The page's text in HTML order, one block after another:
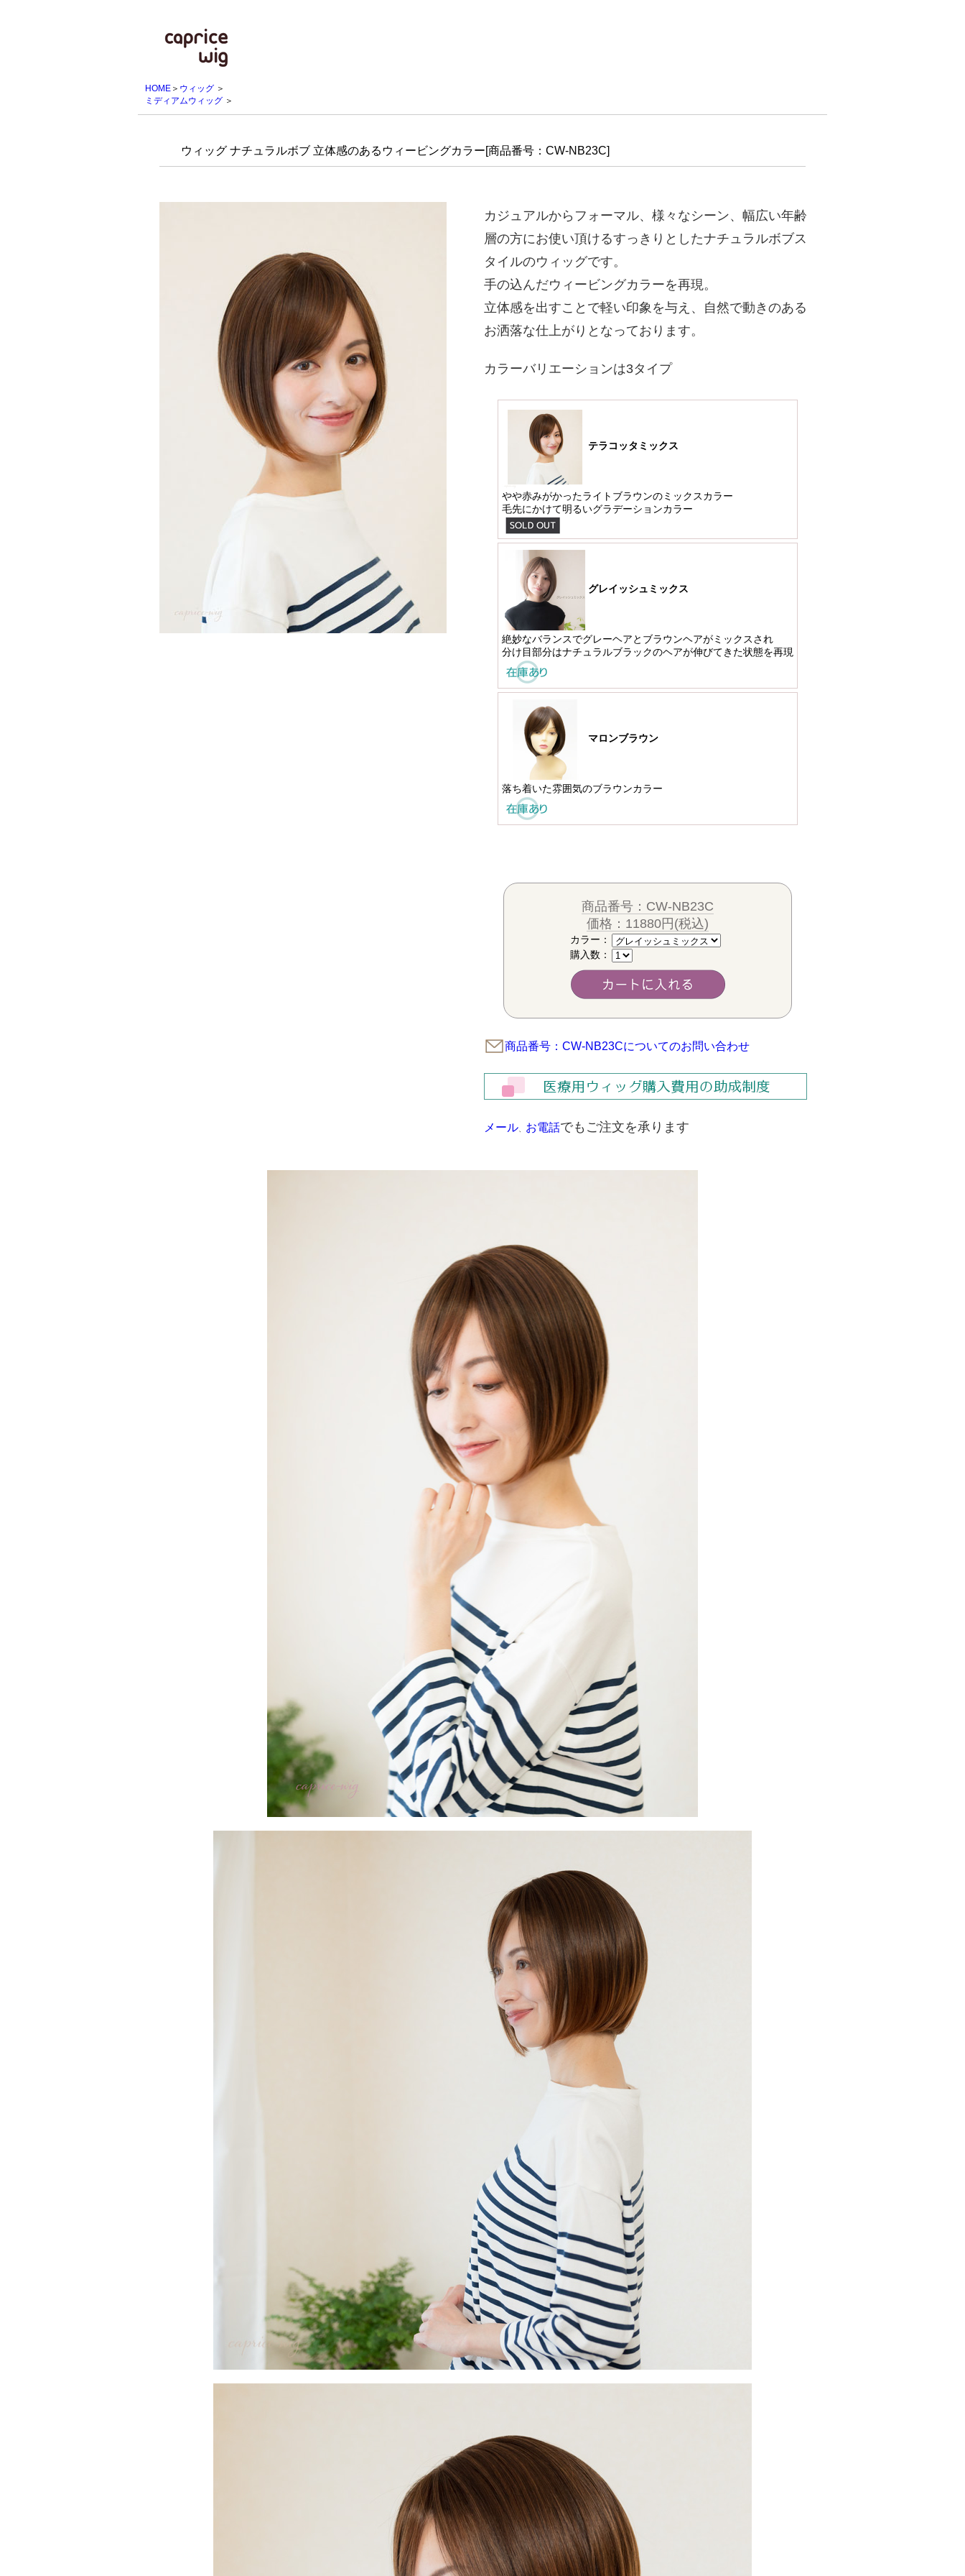
HOME ＞ ウィッグ ＞
ミディアムウィッグ ＞
ウィッグ ナチュラルボブ 立体感のあるウィービングカラー[商品番号：CW-NB23C]
カジュアルからフォーマル、様々なシーン、幅広い年齢
層の方にお使い頂けるすっきりとしたナチュラルボブス
タイルのウィッグです。
手の込んだウィービングカラーを再現。
立体感を出すことで軽い印象を与え、自然で動きのある
お洒落な仕上がりとなっております。
カラーバリエーションは3タイプ
テラコッタミックス
やや赤みがかったライトブラウンのミックスカラー
毛先にかけて明るいグラデーションカラー
グレイッシュミックス
絶妙なバランスでグレーヘアとブラウンヘアがミックスされ
分け目部分はナチュラルブラックのヘアが伸びてきた状態を再現
マロンブラウン
落ち着いた雰囲気のブラウンカラー
商品番号：CW-NB23C
価格：11880円(税込)
カラー：
購入数：
商品番号：CW-NB23Cについてのお問い合わせ
メール、 お電話でもご注文を承ります